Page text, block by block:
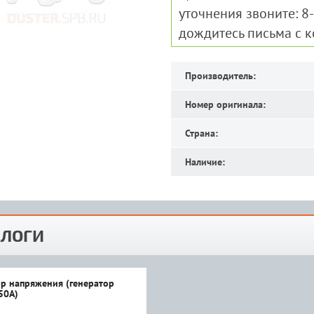
уточнения звоните:
дождитесь письма с
Производитель:
Номер оригинала:
Страна:
Наличие:
напряжения (генератор